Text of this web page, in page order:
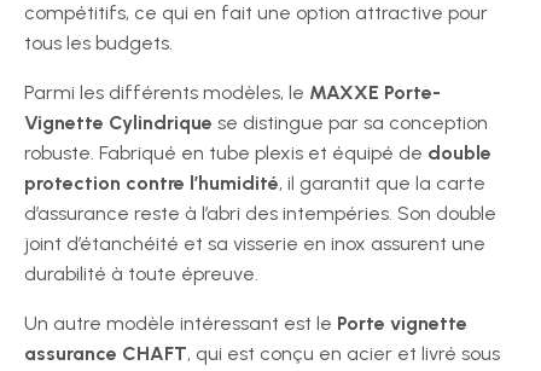
compétitifs, ce qui en fait une option attractive pour
tous les budgets.
Parmi les différents modèles, le MAXXE Porte-
Vignette Cylindrique se distingue par sa conception
robuste. Fabriqué en tube plexis et équipé de double
protection contre l’humidité, il garantit que la carte
d’assurance reste à l’abri des intempéries. Son double
joint d’étanchéité et sa visserie en inox assurent une
durabilité à toute épreuve.
Un autre modèle intéressant est le Porte vignette
assurance CHAFT, qui est conçu en acier et livré sous